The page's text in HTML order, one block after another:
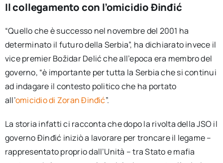
Il collegamento con l’omicidio Đinđić
“Quello che è successo nel novembre del 2001 ha
determinato il futuro della Serbia”, ha dichiarato invece il
vice premier Božidar Delić che all’epoca era membro del
governo, “è importante per tutta la Serbia che si continui
ad indagare il contesto politico che ha portato
all’omicidio di Zoran Đinđić”.
La storia infatti ci racconta che dopo la rivolta della JSO il
governo Đinđić iniziò a lavorare per troncare il legame –
rappresentato proprio dall’Unità – tra Stato e mafia